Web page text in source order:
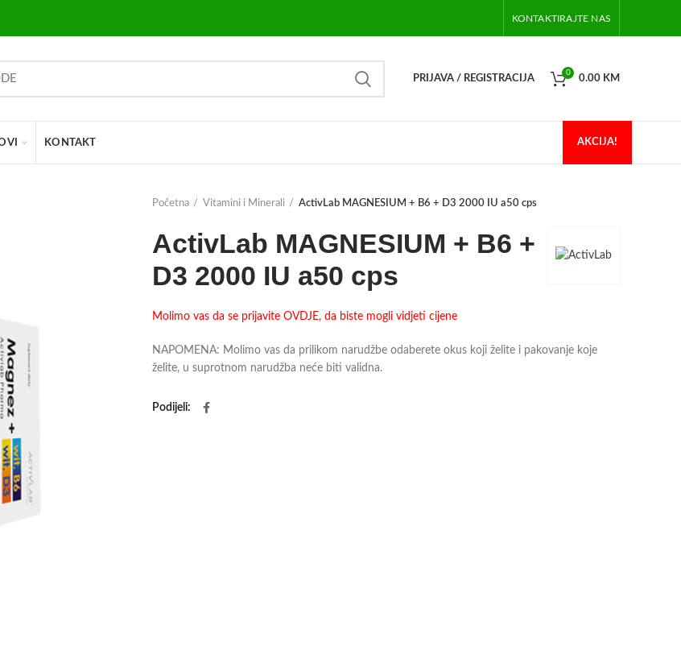
KONTAKTIRAJTE NAS
PRIJAVA / REGISTRACIJA
0
0.00 KM
KONTAKT AKCIJA!
Početna Vitamini i Minerali ActivLab MAGNESIUM + B6 + D3 2000 IU a50 cps
ActivLab MAGNESIUM + B6 +
D3 2000 IU a50 cps
Molimo vas da se prijavite OVDJE, da biste mogli vidjeti cijene
NAPOMENA: Molimo vas da prilikom narudžbe odaberete okus koji želite i pakovanje koje
želite, u suprotnom narudžba neće biti validna.
Podijeli